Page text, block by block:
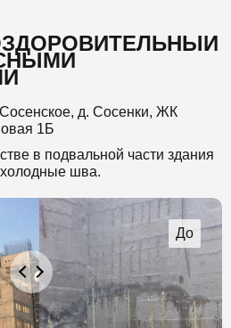
д. Сосенки, ЖК
1Б
в подвальной части здания
шва.